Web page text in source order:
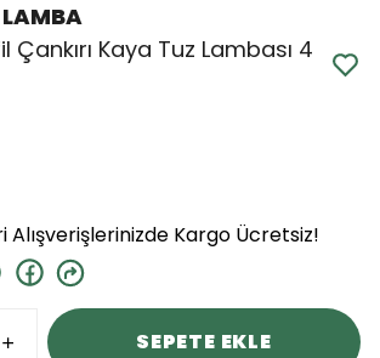
Çankırı Kaya Tuz Lambası 4
Alışverişlerinizde Kargo Ücretsiz!
SEPETE EKLE